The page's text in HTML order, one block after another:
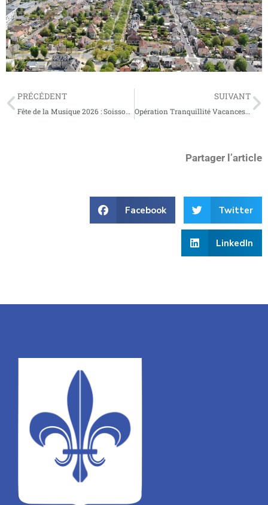
PRÉCÉDENT
Fête de la Musique 2026 : Soissons va vibrer au rythme de l’été !
SUIVANT
Opération Tranquillité Vacances : partez l’esprit serein, la Police municipale veille sur votre domicile
Partager l’article
Facebook Twitter
LinkedIn